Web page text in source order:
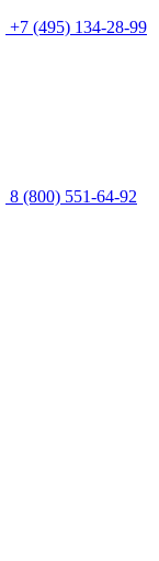
+7 (495) 134-28-99
8 (800) 551-64-92